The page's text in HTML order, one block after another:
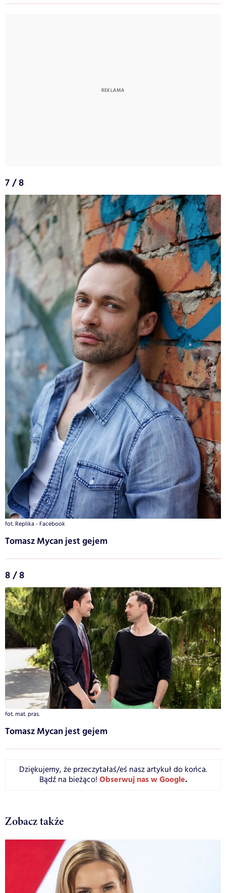
7 / 8
fot. Replika - Facebook
Tomasz Mycan jest gejem
8 / 8
fot. mat. pras.
Tomasz Mycan jest gejem
Dziękujemy, że przeczytałaś/eś nasz artykuł do końca.
Bądź na bieżąco! Obserwuj nas w Google.
Zobacz także